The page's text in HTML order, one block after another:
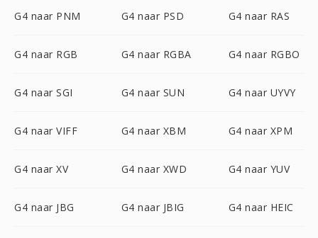
G4 naar PNM G4 naar PSD G4 naar RAS
G4 naar RGB G4 naar RGBA G4 naar RGBO
G4 naar SGI G4 naar SUN G4 naar UYVY
G4 naar VIFF G4 naar XBM G4 naar XPM
G4 naar XV G4 naar XWD G4 naar YUV
G4 naar JBG G4 naar JBIG G4 naar HEIC